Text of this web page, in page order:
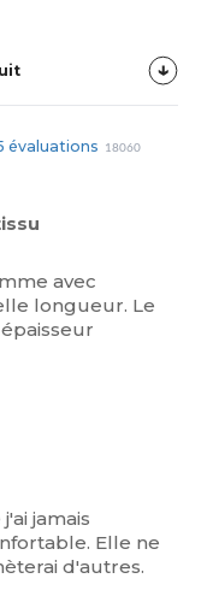
évaluations
18060
avec
longueur. Le
jamais
Elle ne
d'autres.